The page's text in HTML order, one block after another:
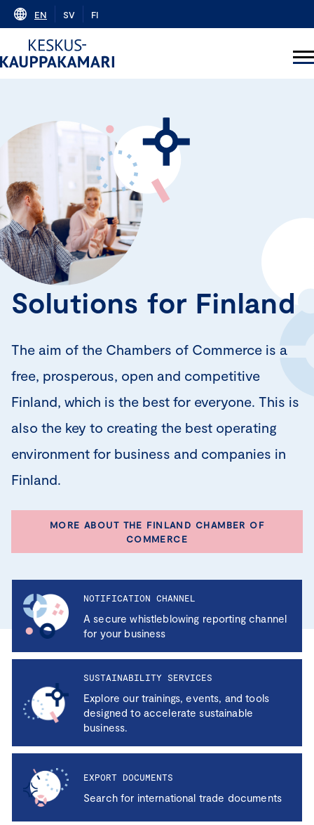
Skip
content
EN SV FI
Solutions for Finland
The aim of the Chambers of Commerce is a
free, prosperous, open and competitive
Finland, which is the best for everyone. This is
also the key to creating the best operating
environment for business and companies in
Finland.
MORE ABOUT THE FINLAND CHAMBER OF
COMMERCE
NOTIFICATION CHANNEL
A secure whistleblowing reporting channel
for your business
SUSTAINABILITY SERVICES
Explore our trainings, events, and tools
designed to accelerate sustainable
business.
EXPORT DOCUMENTS
Search for international trade documents